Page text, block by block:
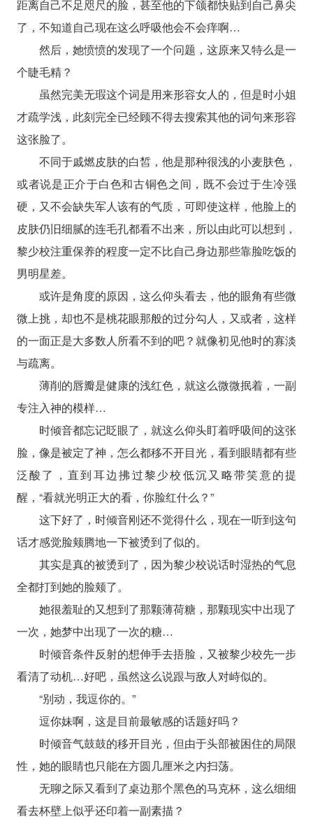
距离自己不足咫尺的脸，甚至他的下颌都快贴到自己鼻尖
了，不知道自己现在这么呼吸他会不会痒啊…
然后，她愤愤的发现了一个问题，这原来又特么是一
个睫毛精？
虽然完美无瑕这个词是用来形容女人的，但是时小姐
才疏学浅，此刻完全已经顾不得去搜索其他的词句来形容
这张脸了。
不同于戚燃皮肤的白皙，他是那种很浅的小麦肤色，
或者说是正介于白色和古铜色之间，既不会过于生冷强
硬，又不会缺失军人该有的气质，可即使这样，他脸上的
皮肤仍旧细腻的连毛孔都看不出来，所以由此可以想到，
黎少校注重保养的程度一定不比自己身边那些靠脸吃饭的
男明星差。
或许是角度的原因，这么仰头看去，他的眼角有些微
微上挑，却也不是桃花眼那般的过分勾人，又或者，这样
的一面正是大多数人所看不到的吧？就像初见他时的寡淡
与疏离。
薄削的唇瓣是健康的浅红色，就这么微微抿着，一副
专注入神的模样…
时倾音都忘记眨眼了，就这么仰头盯着呼吸间的这张
脸，像是被定了神，怎么都移不开目光，看到眼睛都有些
泛酸了，直到耳边拂过黎少校低沉又略带笑意的提
醒，“看就光明正大的看，你脸红什么？”
这下好了，时倾音刚还不觉得什么，现在一听到这句
话才感觉脸颊腾地一下被烫到了似的。
其实是真的被烫到了，因为黎少校说话时湿热的气息
全都打到她的脸颊了。
她很羞耻的又想到了那颗薄荷糖，那颗现实中出现了
一次，她梦中出现了一次的糖…
时倾音条件反射的想伸手去捂脸，又被黎少校先一步
看清了动机…好吧，虽然这么说跟与敌人对峙似的。
“别动，我逗你的。”
逗你妹啊，这是目前最敏感的话题好吗？
时倾音气鼓鼓的移开目光，但由于头部被困住的局限
性，她的眼睛也只能在方圆几厘米之内扫荡。
无聊之际又看到了桌边那个黑色的马克杯，这么细细
看去杯壁上似乎还印着一副素描？